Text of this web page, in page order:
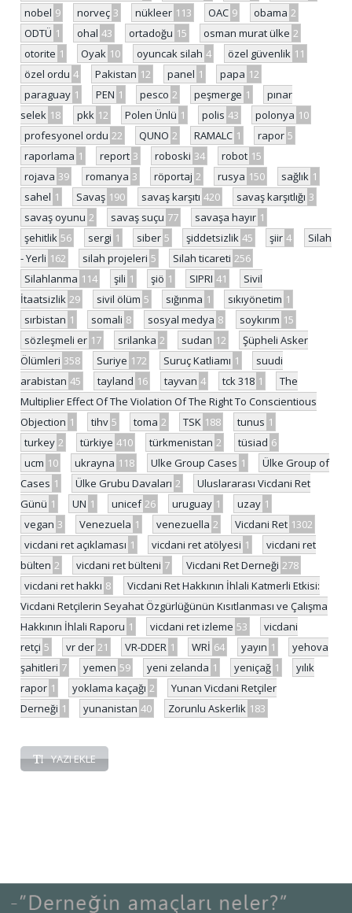
nobel 9 norveç 3 nükleer 113 OAC 9 obama 2
ODTÜ 1 ohal 43 ortadoğu 15 osman murat ülke 2
otorite 1 Oyak 10 oyuncak silah 4 özel güvenlik 11
özel ordu 4 Pakistan 12 panel 1 papa 12
paraguay 1 PEN 1 pesco 2 peşmerge 1
pınar
selek 18 pkk 12 Polen Ünlü 1 polis 43 polonya 10
profesyonel ordu 22 QUNO 2 RAMALC 1 rapor 5
raporlama 1 report 3 roboski 34 robot 15
rojava 39 romanya 3 röportaj 2 rusya 150 sağlık 1
sahel 1 Savaş 190 savaş karşıtı 420 savaş karşıtlığı 3
savaş oyunu 2 savaş suçu 77 savaşa hayır 1
şehitlik 56 sergi 1 siber 5 şiddetsizlik 45 şiir 4
Silah
- Yerli 162 silah projeleri 5 Silah ticareti 256
Silahlanma 114 şili 1 şiö 1 SIPRI 41
Sivil
İtaatsizlik 29 sivil ölüm 5 sığınma 1 sıkıyönetim 1
sırbistan 1 somali 8 sosyal medya 8 soykırım 15
sözleşmeli er 17 srilanka 2 sudan 12
Şüpheli Asker
Ölümleri 358 Suriye 172 Suruç Katliamı 1
suudi
arabistan 45 tayland 16 tayvan 4 tck 318 1
The
Multiplier Effect Of The Violation Of The Right To Conscientious
Objection 1 tihv 5 toma 2 TSK 188 tunus 1
turkey 2 türkiye 410 türkmenistan 2 tüsiad 6
ucm 10 ukrayna 118 Ulke Group Cases 1
Ülke Group of
Cases 1 Ülke Grubu Davaları 2
Uluslararası Vicdani Ret
Günü 1 UN 1 unicef 26 uruguay 1 uzay 1
vegan 3 Venezuela 1 venezuella 2 Vicdani Ret 1302
vicdani ret açıklaması 1 vicdani ret atölyesi 1
vicdani ret
bülten 2 vicdani ret bülteni 7 Vicdani Ret Derneği 278
vicdani ret hakkı 8
Vicdani Ret Hakkının İhlali Katmerli Etkisi:
Vicdani Retçilerin Seyahat Özgürlüğünün Kısıtlanması ve Çalışma
Hakkının İhlali Raporu 1 vicdani ret izleme 53
vicdani
retçi 5 vr der 21 VR-DDER 1 WRİ 64 yayın 1
yehova
şahitleri 7 yemen 59 yeni zelanda 1 yeniçağ 1
yılık
rapor 1 yoklama kaçağı 2
Yunan Vicdani Retçiler
Derneği 1 yunanistan 40 Zorunlu Askerlik 183
YAZI EKLE